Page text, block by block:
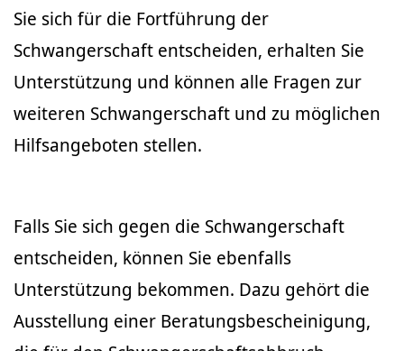
Sie sich für die Fortführung der
Schwangerschaft entscheiden, erhalten Sie
Unterstützung und können alle Fragen zur
weiteren Schwangerschaft und zu möglichen
Hilfsangeboten stellen.
Falls Sie sich gegen die Schwangerschaft
entscheiden, können Sie ebenfalls
Unterstützung bekommen. Dazu gehört die
Ausstellung einer Beratungsbescheinigung,